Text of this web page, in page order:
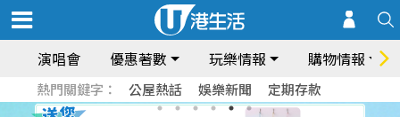
演唱會 優惠著數 玩樂情報 購物情報
熱門關鍵字： 公屋熱話 娛樂新聞 定期存款